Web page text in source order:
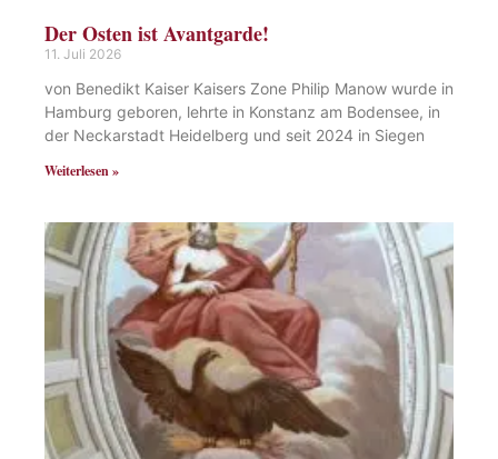
Der Osten ist Avantgarde!
11. Juli 2026
von Benedikt Kaiser Kaisers Zone Philip Manow wurde in
Hamburg geboren, lehrte in Konstanz am Bodensee, in
der Neckarstadt Heidelberg und seit 2024 in Siegen
Weiterlesen »